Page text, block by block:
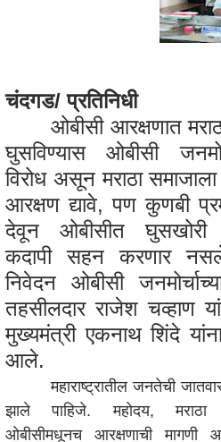
चंदगड/ प्रतिनिधी
ओबीसी आरक्षणात
घुसविण्यास ओबीसी
विरोध असूनमराठा
आरक्षण द्यावे, पण कुणबी
देवून ओबीसीत घुसखोरी
कदापी सहन करणार
निवेदन ओबीसी
तहसीलदार राजेश चव्हाण
मुख्यमंत्री एकनाथ शिंदे
आले.
महाराष्ट्रातील जनतेची
झाले पाहिजे. महोदय, मराठा
ओबीसीमधूनच आरक्षणाची